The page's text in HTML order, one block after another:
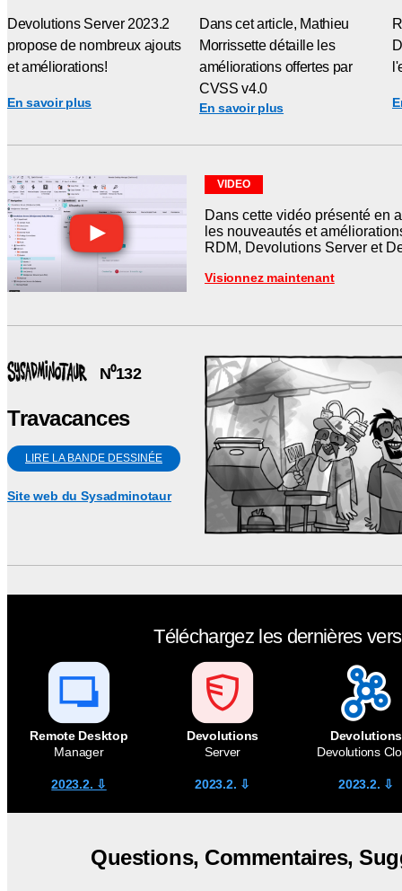
Devolutions Server 2023.2
propose de nombreux ajouts
et améliorations!
En savoir plus
Dans cet article, Mathieu
Morrissette détaille les
améliorations offertes par
CVSS v4.0
En savoir plus
VIDEO
Dans cette vidéo présenté en
les nouveautés et
RDM, Devolutions Server et
Visionnez maintenant
N⁰132
Travacances
LIRE LA BANDE DESSINÉE
Site web du Sysadminotaur
Téléchargez les dernières
Remote Desktop
Manager
2023.2. ⇩
Devolutions
Server
2023.2. ⇩
Devolutions
Devolutions
2023.2. ⇩
Questions, Commentaires,